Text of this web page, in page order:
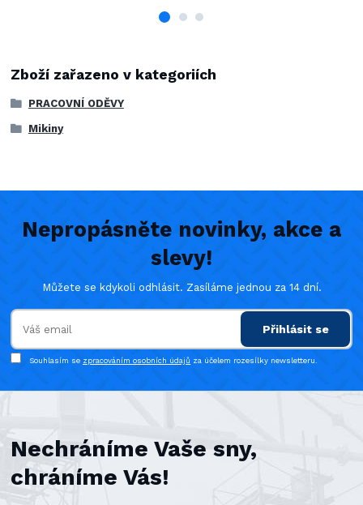
Zboží zařazeno v kategoriích
PRACOVNÍ ODĚVY
Mikiny
Nepropásněte novinky, akce a
slevy!
Můžete se kdykoli odhlásit. Zasíláme jednou za 14 dní.
Přihlásit se
Souhlasím se zpracováním osobních údajů za účelem rozesílky newsletteru.
Nechráníme Vaše sny,
chráníme Vás!